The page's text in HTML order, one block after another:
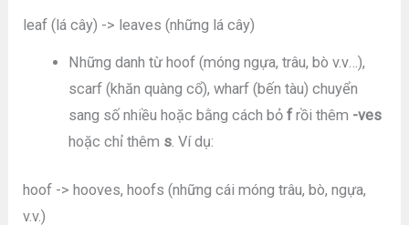
leaf (lá cây) -> leaves (những lá cây)
Những danh từ hoof (móng ngựa, trâu, bò v.v…),
scarf (khăn quàng cổ), wharf (bến tàu) chuyển
sang số nhiều hoặc bằng cách bỏ frồi thêm -ves
hoặc chỉ thêm s. Ví dụ:
hoof -> hooves, hoofs (những cái móng trâu, bò, ngựa,
v.v.)